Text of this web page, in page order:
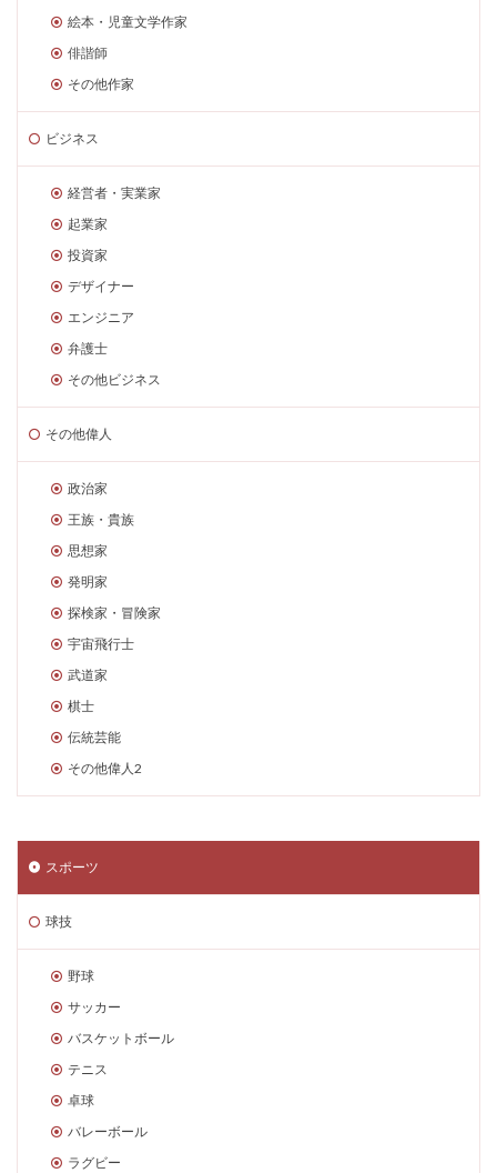
絵本・児童文学作家
俳諧師
その他作家
ビジネス
経営者・実業家
起業家
投資家
デザイナー
エンジニア
弁護士
その他ビジネス
その他偉人
政治家
王族・貴族
思想家
発明家
探検家・冒険家
宇宙飛行士
武道家
棋士
伝統芸能
その他偉人2
スポーツ
球技
野球
サッカー
バスケットボール
テニス
卓球
バレーボール
ラグビー